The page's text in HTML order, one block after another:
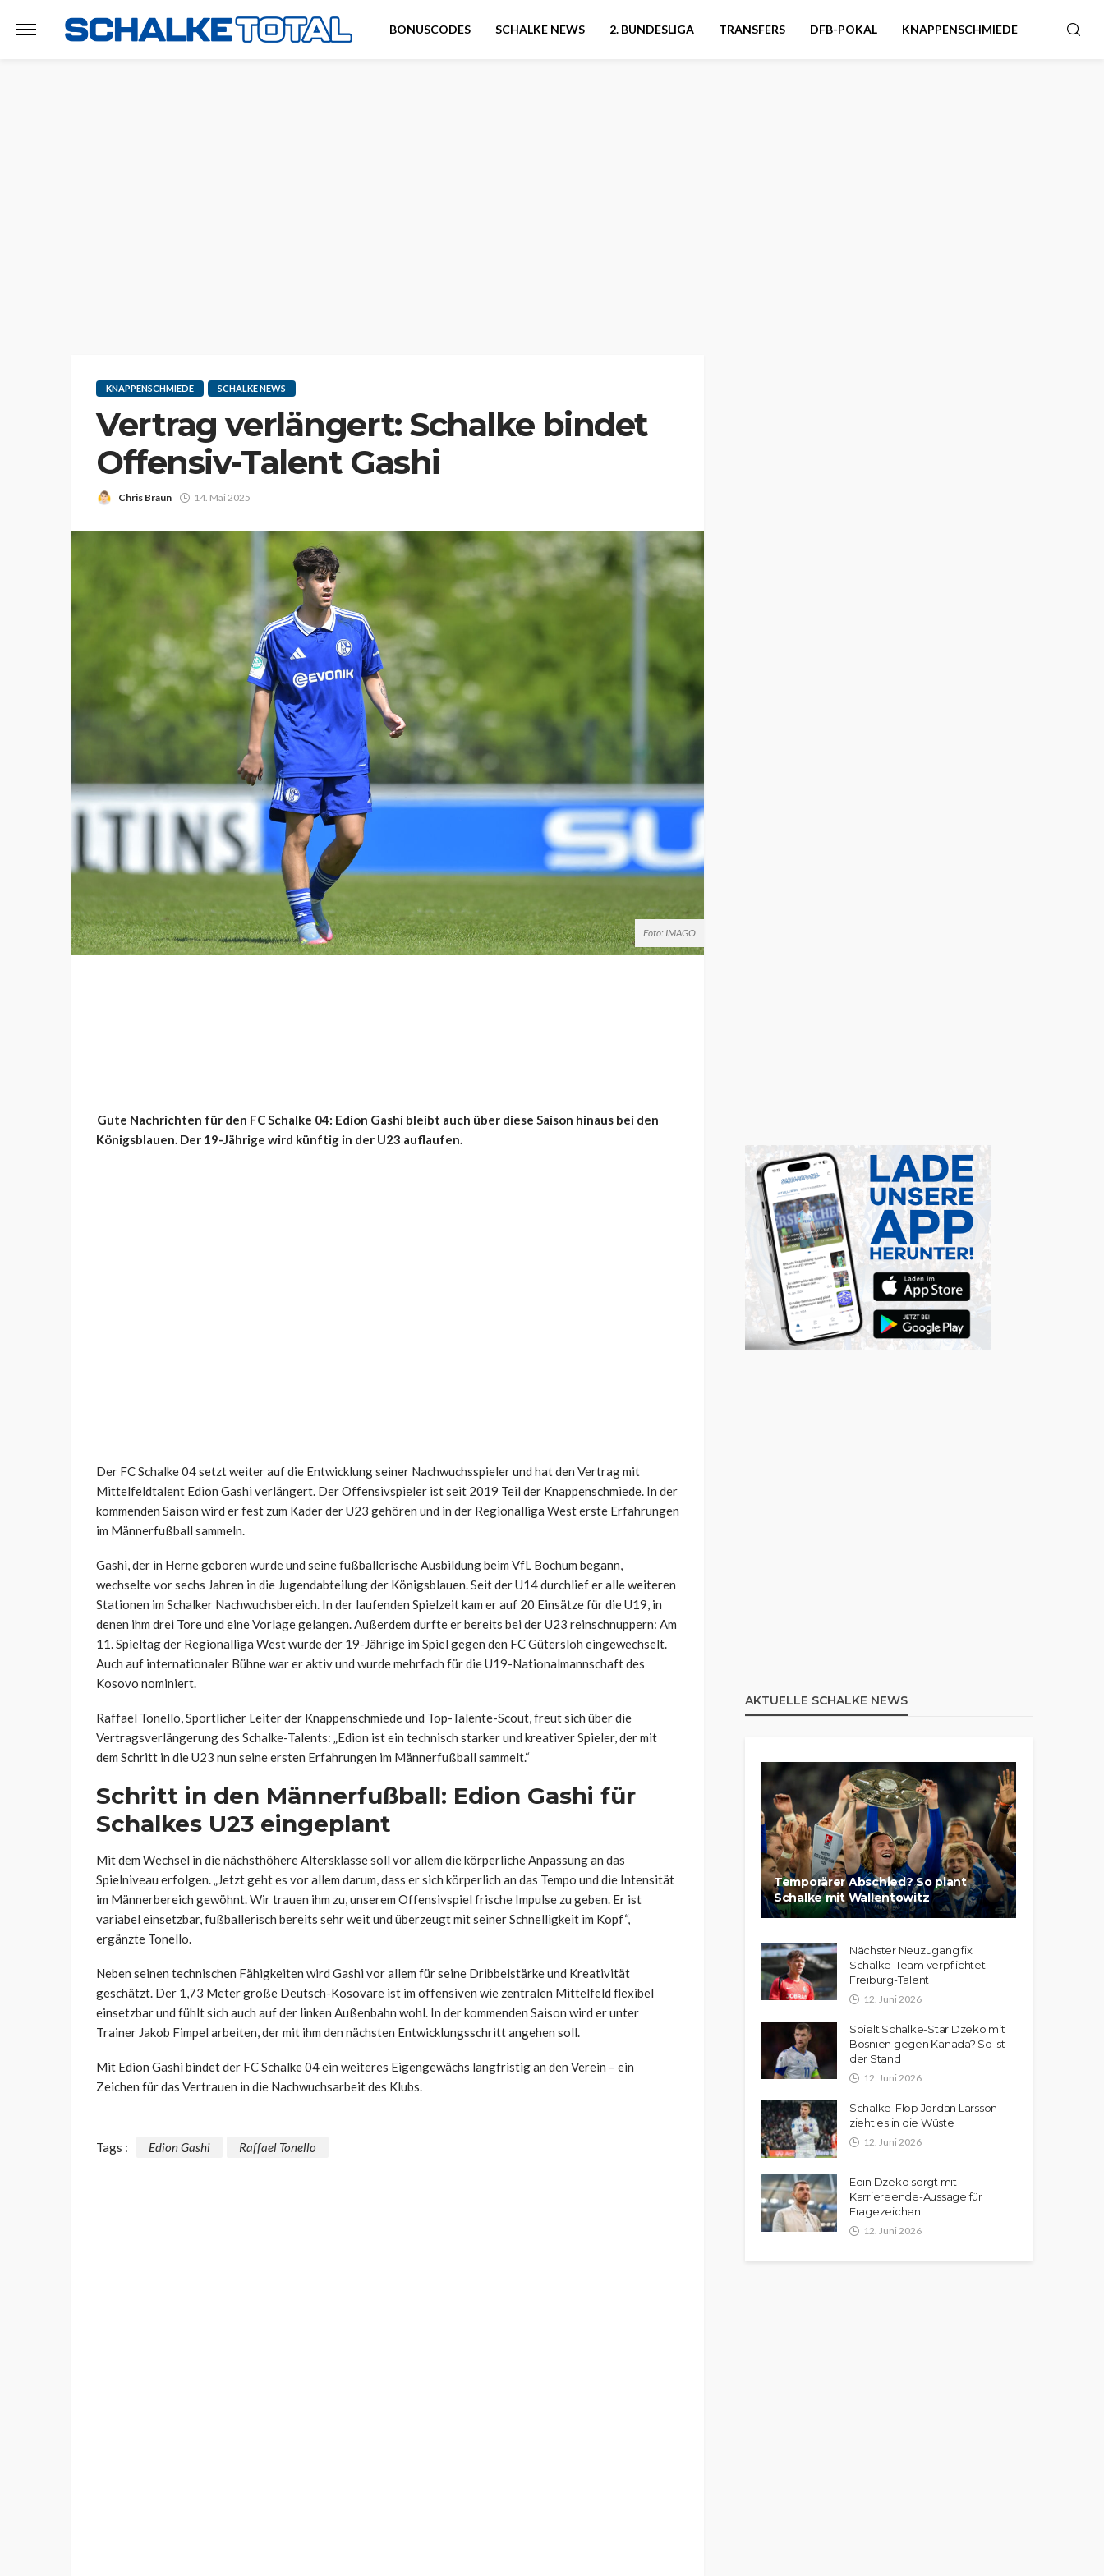
BONUSCODES SCHALKE NEWS 2. BUNDESLIGA TRANSFERS DFB-POKAL KNAPPENSCHMIEDE
KNAPPENSCHMIEDE SCHALKE NEWS
Vertrag verlängert: Schalke bindet
Offensiv-Talent Gashi
Chris Braun 14. Mai 2025
Foto: IMAGO
Gute Nachrichten für den FC Schalke 04: Edion Gashi bleibt auch über diese Saison hinaus bei den
Königsblauen. Der 19-Jährige wird künftig in der U23 auflaufen.
Der FC Schalke 04 setzt weiter auf die Entwicklung seiner Nachwuchsspieler und hat den Vertrag mit
Mittelfeldtalent Edion Gashi verlängert. Der Offensivspieler ist seit 2019 Teil der Knappenschmiede. In der
kommenden Saison wird er fest zum Kader der U23 gehören und in der Regionalliga West erste Erfahrungen
im Männerfußball sammeln.
Gashi, der in Herne geboren wurde und seine fußballerische Ausbildung beim VfL Bochum begann,
wechselte vor sechs Jahren in die Jugendabteilung der Königsblauen. Seit der U14 durchlief er alle weiteren
Stationen im Schalker Nachwuchsbereich. In der laufenden Spielzeit kam er auf 20 Einsätze für die U19, in
denen ihm drei Tore und eine Vorlage gelangen. Außerdem durfte er bereits bei der U23 reinschnuppern: Am
11. Spieltag der Regionalliga West wurde der 19-Jährige im Spiel gegen den FC Gütersloh eingewechselt.
Auch auf internationaler Bühne war er aktiv und wurde mehrfach für die U19-Nationalmannschaft des
Kosovo nominiert.
Raffael Tonello, Sportlicher Leiter der Knappenschmiede und Top-Talente-Scout, freut sich über die
Vertragsverlängerung des Schalke-Talents: „Edion ist ein technisch starker und kreativer Spieler, der mit
dem Schritt in die U23 nun seine ersten Erfahrungen im Männerfußball sammelt.“
Schritt in den Männerfußball: Edion Gashi für
Schalkes U23 eingeplant
Mit dem Wechsel in die nächsthöhere Altersklasse soll vor allem die körperliche Anpassung an das
Spielniveau erfolgen. „Jetzt geht es vor allem darum, dass er sich körperlich an das Tempo und die Intensität
im Männerbereich gewöhnt. Wir trauen ihm zu, unserem Offensivspiel frische Impulse zu geben. Er ist
variabel einsetzbar, fußballerisch bereits sehr weit und überzeugt mit seiner Schnelligkeit im Kopf“,
ergänzte Tonello.
Neben seinen technischen Fähigkeiten wird Gashi vor allem für seine Dribbelstärke und Kreativität
geschätzt. Der 1,73 Meter große Deutsch-Kosovare ist im offensiven wie zentralen Mittelfeld flexibel
einsetzbar und fühlt sich auch auf der linken Außenbahn wohl. In der kommenden Saison wird er unter
Trainer Jakob Fimpel arbeiten, der mit ihm den nächsten Entwicklungsschritt angehen soll.
Mit Edion Gashi bindet der FC Schalke 04 ein weiteres Eigengewächs langfristig an den Verein – ein
Zeichen für das Vertrauen in die Nachwuchsarbeit des Klubs.
Tags : Edion Gashi Raffael Tonello
AKTUELLE SCHALKE NEWS
Temporärer Abschied? So plant
Schalke mit Wallentowitz
Nächster Neuzugang fix:
Schalke-Team verpflichtet
Freiburg-Talent
12. Juni 2026
Spielt Schalke-Star Dzeko mit
Bosnien gegen Kanada? So ist
der Stand
12. Juni 2026
Schalke-Flop Jordan Larsson
zieht es in die Wüste
12. Juni 2026
Edin Dzeko sorgt mit
Karriereende-Aussage für
Fragezeichen
12. Juni 2026